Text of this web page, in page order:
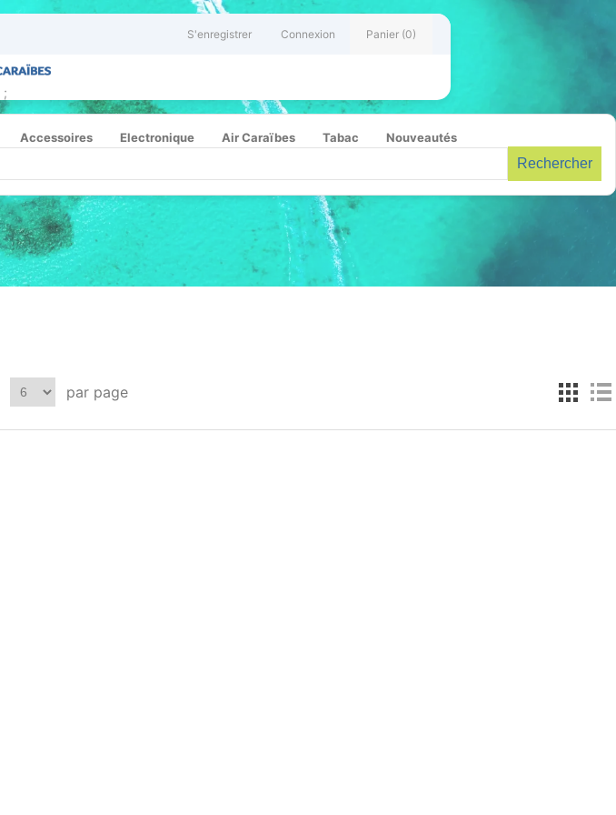
S'enregistrer Connexion Panier (0)
;
Accessoires Electronique Air Caraïbes Tabac Nouveautés
Rechercher
par page